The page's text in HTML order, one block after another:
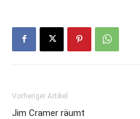
Vorheriger Artikel
Jim Cramer räumt